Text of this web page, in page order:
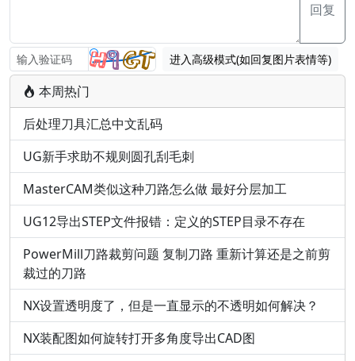
回复
进入高级模式(如回复图片表情等)
本周热门
后处理刀具汇总中文乱码
UG新手求助不规则圆孔刮毛刺
MasterCAM类似这种刀路怎么做 最好分层加工
UG12导出STEP文件报错：定义的STEP目录不存在
PowerMill刀路裁剪问题 复制刀路 重新计算还是之前剪
裁过的刀路
NX设置透明度了，但是一直显示的不透明如何解决？
NX装配图如何旋转打开多角度导出CAD图